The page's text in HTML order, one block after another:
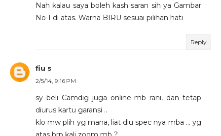
Nah kalau saya boleh kash saran sih ya Gambar
No 1 di atas. Warna BIRU sesuai pilihan hati
Reply
fiu s
2/5/14, 9:16 PM
sy beli Camdig juga online mb rani, dan tetap
diurus kartu garansi ..
klo mw plih yg mana, liat dlu spec nya mba ... yg